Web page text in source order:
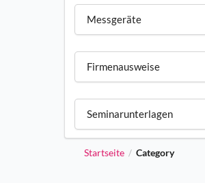
Messgeräte
Firmenausweise
Seminarunterlagen
Startseite / Category